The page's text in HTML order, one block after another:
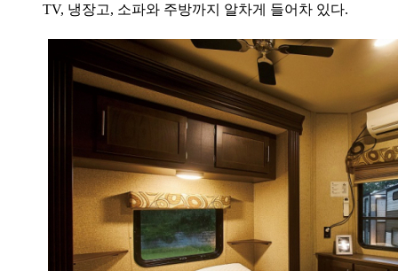
TV, 냉장고, 소파와 주방까지 알차게 들어차 있다.